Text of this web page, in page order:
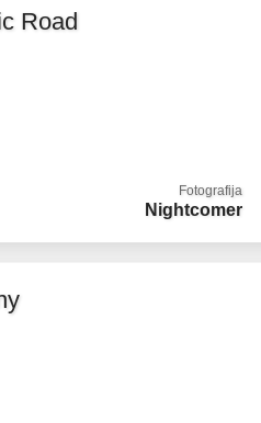
Road
Nightcomer
Fotografija